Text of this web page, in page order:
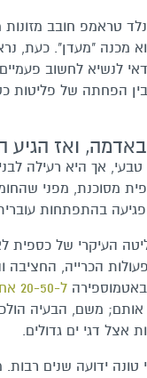
טראמפ חובב מזונות
"מעדן". כעת,
לנשיא לחשוב
הפחתה של פליטות
ואז הגיע
אך היא רעילה
מסוכנת, מפני
בהתפתחות
העיקרי של
הכרייה,
ל-20-50 אחוז
אותם; משם, הבעיה
אצל דגי ים גדולים.
טונה ידועה שנים